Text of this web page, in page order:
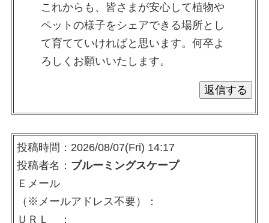
これからも、皆さまが安心して植物や
ペットの様子をシェアできる場所とし
て育てていければと思います。何卒よ
ろしくお願いいたします。
投稿時間：2026/08/07(Fri) 14:17
投稿者名： ブルーミングスケープ
Ｅメール
（※メールアドレス不要）：
ＵＲＬ ：